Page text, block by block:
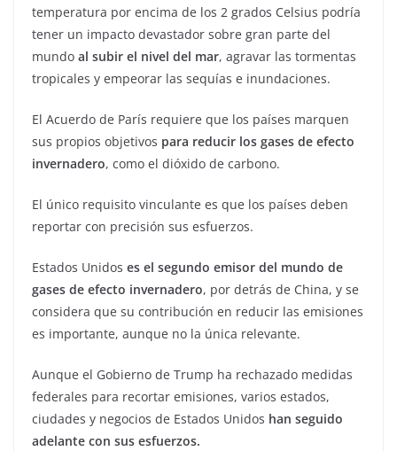
temperatura por encima de los 2 grados Celsius podría
tener un impacto devastador sobre gran parte del
mundo al subir el nivel del mar, agravar las tormentas
tropicales y empeorar las sequías e inundaciones.
El Acuerdo de París requiere que los países marquen
sus propios objetivos para reducir los gases de efecto
invernadero, como el dióxido de carbono.
El único requisito vinculante es que los países deben
reportar con precisión sus esfuerzos.
Estados Unidos es el segundo emisor del mundo de
gases de efecto invernadero, por detrás de China, y se
considera que su contribución en reducir las emisiones
es importante, aunque no la única relevante.
Aunque el Gobierno de Trump ha rechazado medidas
federales para recortar emisiones, varios estados,
ciudades y negocios de Estados Unidos han seguido
adelante con sus esfuerzos.